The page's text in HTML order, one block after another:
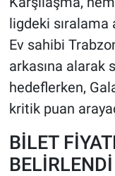
ligdeki sıralama
Ev sahibi
arkasına alarak
hedeflerken,
kritik puan
BİLET
BELİRLENDİ